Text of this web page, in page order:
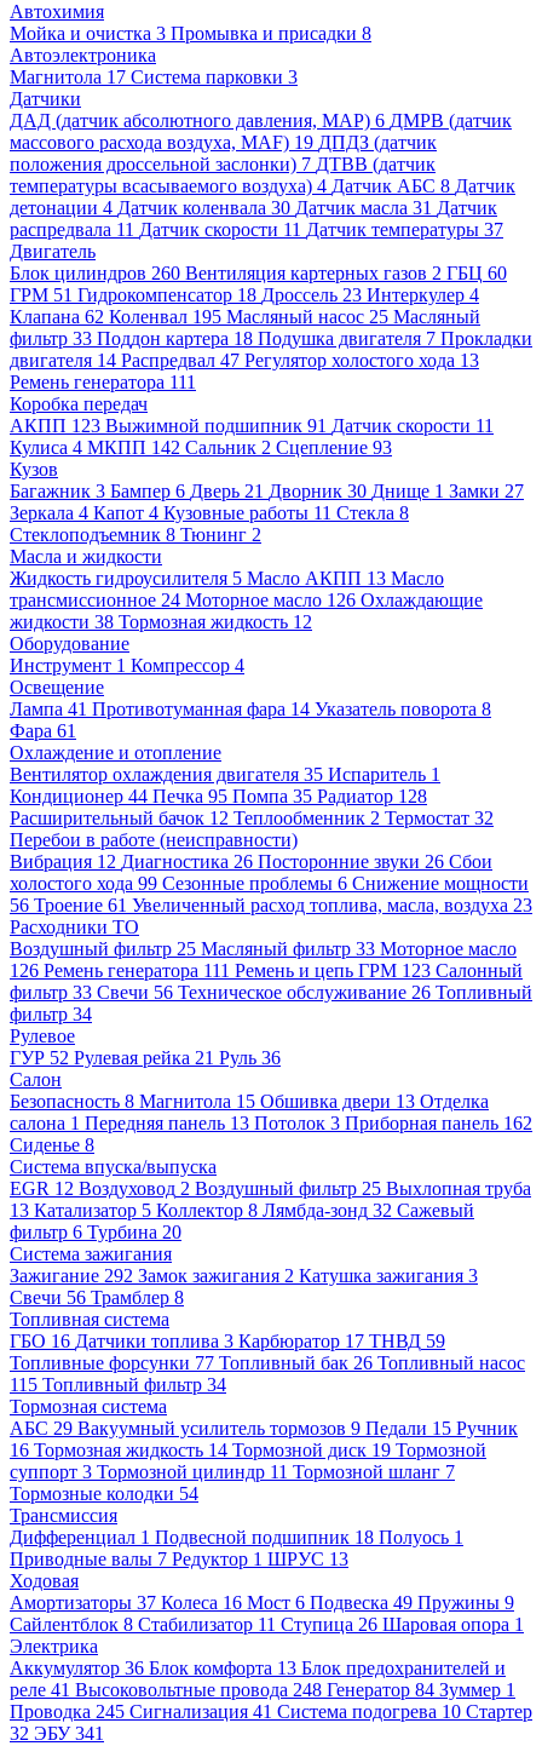
Автохимия
Мойка и очистка 3 Промывка и присадки 8
Автоэлектроника
Магнитола 17 Система парковки 3
Датчики
ДАД (датчик абсолютного давления, MAP) 6 ДМРВ (датчик
массового расхода воздуха, MAF) 19 ДПДЗ (датчик
положения дроссельной заслонки) 7 ДТВВ (датчик
температуры всасываемого воздуха) 4 Датчик АБС 8 Датчик
детонации 4 Датчик коленвала 30 Датчик масла 31 Датчик
распредвала 11 Датчик скорости 11 Датчик температуры 37
Двигатель
Блок цилиндров 260 Вентиляция картерных газов 2 ГБЦ 60
ГРМ 51 Гидрокомпенсатор 18 Дроссель 23 Интеркулер 4
Клапана 62 Коленвал 195 Масляный насос 25 Масляный
фильтр 33 Поддон картера 18 Подушка двигателя 7 Прокладки
двигателя 14 Распредвал 47 Регулятор холостого хода 13
Ремень генератора 111
Коробка передач
АКПП 123 Выжимной подшипник 91 Датчик скорости 11
Кулиса 4 МКПП 142 Сальник 2 Сцепление 93
Кузов
Багажник 3 Бампер 6 Дверь 21 Дворник 30 Днище 1 Замки 27
Зеркала 4 Капот 4 Кузовные работы 11 Стекла 8
Стеклоподъемник 8 Тюнинг 2
Масла и жидкости
Жидкость гидроусилителя 5 Масло АКПП 13 Масло
трансмиссионное 24 Моторное масло 126 Охлаждающие
жидкости 38 Тормозная жидкость 12
Оборудование
Инструмент 1 Компрессор 4
Освещение
Лампа 41 Противотуманная фара 14 Указатель поворота 8
Фара 61
Охлаждение и отопление
Вентилятор охлаждения двигателя 35 Испаритель 1
Кондиционер 44 Печка 95 Помпа 35 Радиатор 128
Расширительный бачок 12 Теплообменник 2 Термостат 32
Перебои в работе (неисправности)
Вибрация 12 Диагностика 26 Посторонние звуки 26 Сбои
холостого хода 99 Сезонные проблемы 6 Снижение мощности
56 Троение 61 Увеличенный расход топлива, масла, воздуха 23
Расходники ТО
Воздушный фильтр 25 Масляный фильтр 33 Моторное масло
126 Ремень генератора 111 Ремень и цепь ГРМ 123 Салонный
фильтр 33 Свечи 56 Техническое обслуживание 26 Топливный
фильтр 34
Рулевое
ГУР 52 Рулевая рейка 21 Руль 36
Салон
Безопасность 8 Магнитола 15 Обшивка двери 13 Отделка
салона 1 Передняя панель 13 Потолок 3 Приборная панель 162
Сиденье 8
Система впуска/выпуска
EGR 12 Воздуховод 2 Воздушный фильтр 25 Выхлопная труба
13 Катализатор 5 Коллектор 8 Лямбда-зонд 32 Сажевый
фильтр 6 Турбина 20
Система зажигания
Зажигание 292 Замок зажигания 2 Катушка зажигания 3
Свечи 56 Трамблер 8
Топливная система
ГБО 16 Датчики топлива 3 Карбюратор 17 ТНВД 59
Топливные форсунки 77 Топливный бак 26 Топливный насос
115 Топливный фильтр 34
Тормозная система
АБС 29 Вакуумный усилитель тормозов 9 Педали 15 Ручник
16 Тормозная жидкость 14 Тормозной диск 19 Тормозной
суппорт 3 Тормозной цилиндр 11 Тормозной шланг 7
Тормозные колодки 54
Трансмиссия
Дифференциал 1 Подвесной подшипник 18 Полуось 1
Приводные валы 7 Редуктор 1 ШРУС 13
Ходовая
Амортизаторы 37 Колеса 16 Мост 6 Подвеска 49 Пружины 9
Сайлентблок 8 Стабилизатор 11 Ступица 26 Шаровая опора 1
Электрика
Аккумулятор 36 Блок комфорта 13 Блок предохранителей и
реле 41 Высоковольтные провода 248 Генератор 84 Зуммер 1
Проводка 245 Сигнализация 41 Система подогрева 10 Стартер
32 ЭБУ 341